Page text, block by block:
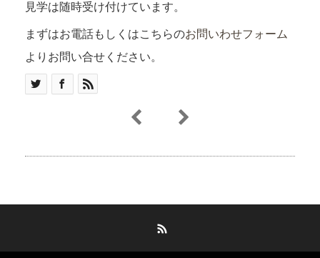
見学は随時受け付けています。
まずはお電話もしくはこちらのお問いわせフォーム
よりお問い合せください。